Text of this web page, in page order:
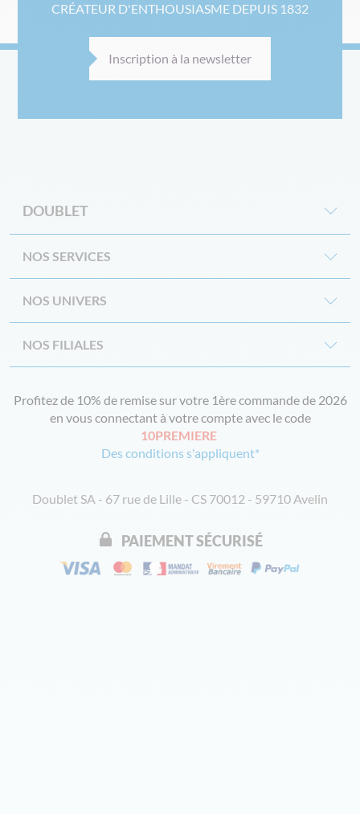
CRÉATEUR D'ENTHOUSIASME DEPUIS 1832
Inscription à la newsletter
DOUBLET
NOS SERVICES
NOS UNIVERS
NOS FILIALES
Profitez de 10% de remise sur votre 1ère commande de 2026
en vous connectant à votre compte avec le code
10PREMIERE
Des conditions s'appliquent*
Doublet SA - 67 rue de Lille - CS 70012 - 59710 Avelin
PAIEMENT SÉCURISÉ